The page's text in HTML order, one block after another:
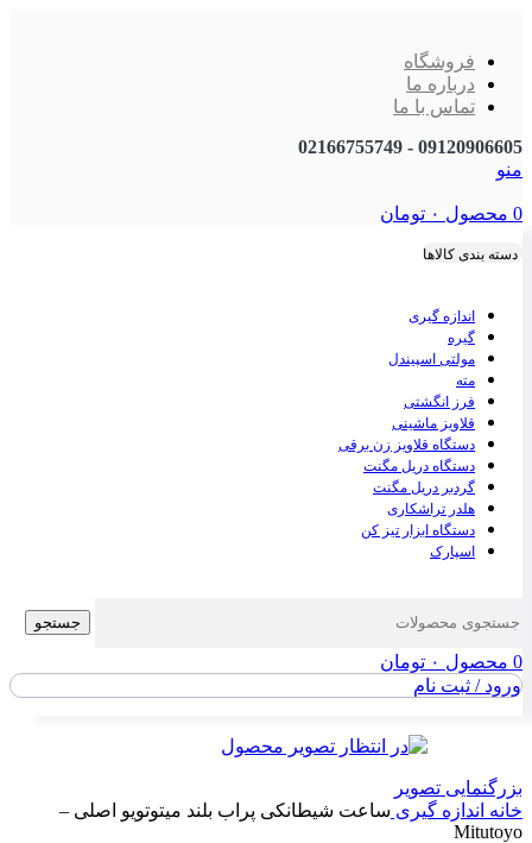
فروشگاه
درباره ما
تماس با ما
09120906605 - 02166755749
منو
0 محصول ۰ تومان
دسته بندی کالاها
اندازه گیری
گیره
مولتی اسپیندل
مته
فرز انگشتی
قلاویز ماشینی
دستگاه قلاویز زن برقی
دستگاه دریل مگنت
گردبر دریل مگنت
هلدر تراشکاری
دستگاه ابزار تیز کن
اسپارک
جستجو
0 محصول ۰ تومان
ورود / ثبت نام
بزرگنمایی تصویر
خانه اندازه گیری ساعت شیطانکی پراب بلند میتوتویو اصلی –
Mitutoyo